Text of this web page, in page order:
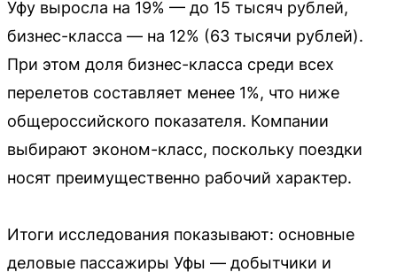
Уфу выросла на 19% — до 15 тысяч рублей,
бизнес-класса — на 12% (63 тысячи рублей).
При этом доля бизнес-класса среди всех
перелетов составляет менее 1%, что ниже
общероссийского показателя. Компании
выбирают эконом-класс, поскольку поездки
носят преимущественно рабочий характер.
Итоги исследования показывают: основные
деловые пассажиры Уфы — добытчики и